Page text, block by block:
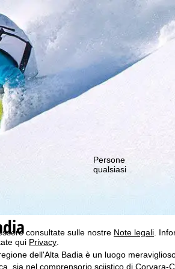
per raccogliere informazioni sull'utilizzo
alle sue attività, i profili di utilizzo
di utilizzo vengono utilizzati per analisi
portata. Per questo abbiamo bisogno del
il trasferimento di determinati dati
e tecnologie simili. Facendo clic su
al contratto.
consultate sulle nostre Note legali .
qui Privacy
Persone
qualsiasi
dell'Alta Badia è un luogo
sia nel comprensorio sciistico di